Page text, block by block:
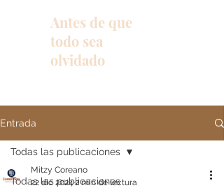
Antes de que
todo sea
olvidado
Entrada
Todas las publicaciones
Todas las publicaciones
Mitzy Coreano
22 dic 20242 min de lectura